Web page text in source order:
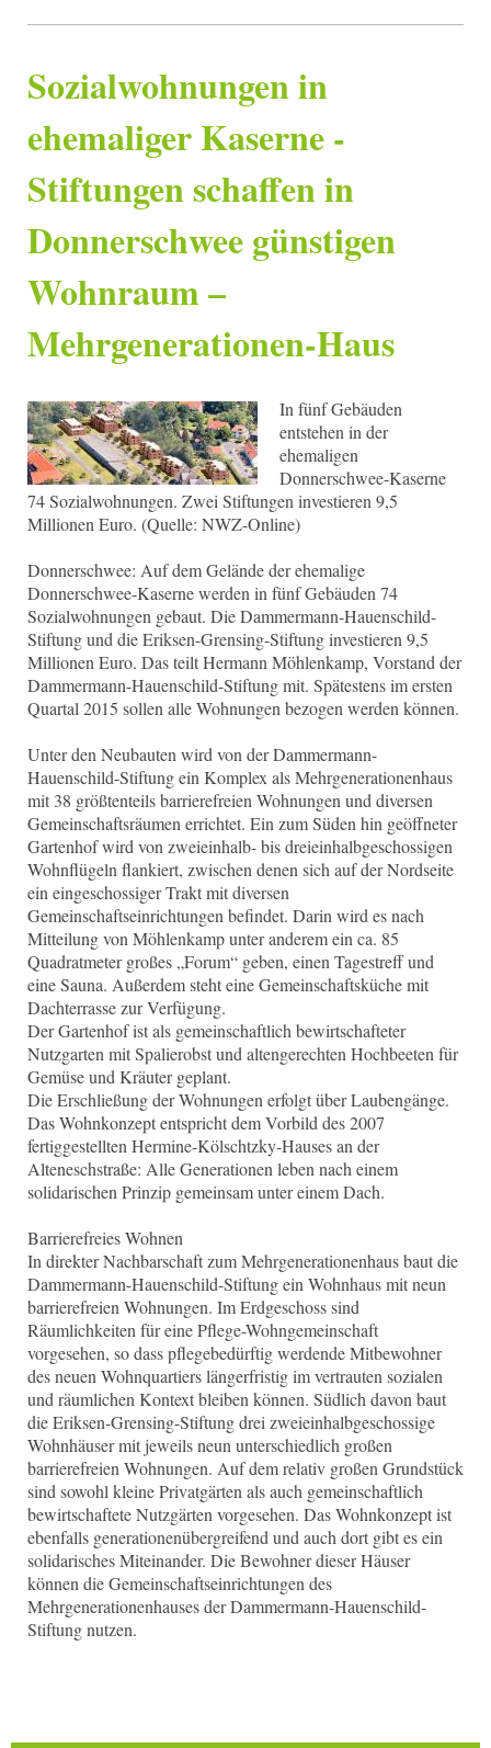
Sozialwohnungen in
ehemaliger Kaserne -
Stiftungen schaffen in
Donnerschwee günstigen
Wohnraum –
Mehrgenerationen-Haus
In fünf Gebäuden
entstehen in der
ehemaligen
Donnerschwee-Kaserne
74 Sozialwohnungen. Zwei Stiftungen investieren 9,5
Millionen Euro. (Quelle: NWZ-Online)
Donnerschwee: Auf dem Gelände der ehemalige
Donnerschwee-Kaserne werden in fünf Gebäuden 74
Sozialwohnungen gebaut. Die Dammermann-Hauenschild-
Stiftung und die Eriksen-Grensing-Stiftung investieren 9,5
Millionen Euro. Das teilt Hermann Möhlenkamp, Vorstand der
Dammermann-Hauenschild-Stiftung mit. Spätestens im ersten
Quartal 2015 sollen alle Wohnungen bezogen werden können.
Unter den Neubauten wird von der Dammermann-
Hauenschild-Stiftung ein Komplex als Mehrgenerationenhaus
mit 38 größtenteils barrierefreien Wohnungen und diversen
Gemeinschaftsräumen errichtet. Ein zum Süden hin geöffneter
Gartenhof wird von zweieinhalb- bis dreieinhalbgeschossigen
Wohnflügeln flankiert, zwischen denen sich auf der Nordseite
ein eingeschossiger Trakt mit diversen
Gemeinschaftseinrichtungen befindet. Darin wird es nach
Mitteilung von Möhlenkamp unter anderem ein ca. 85
Quadratmeter großes „Forum“ geben, einen Tagestreff und
eine Sauna. Außerdem steht eine Gemeinschaftsküche mit
Dachterrasse zur Verfügung.
Der Gartenhof ist als gemeinschaftlich bewirtschafteter
Nutzgarten mit Spalierobst und altengerechten Hochbeeten für
Gemüse und Kräuter geplant.
Die Erschließung der Wohnungen erfolgt über Laubengänge.
Das Wohnkonzept entspricht dem Vorbild des 2007
fertiggestellten Hermine-Kölschtzky-Hauses an der
Alteneschstraße: Alle Generationen leben nach einem
solidarischen Prinzip gemeinsam unter einem Dach.
Barrierefreies Wohnen
In direkter Nachbarschaft zum Mehrgenerationenhaus baut die
Dammermann-Hauenschild-Stiftung ein Wohnhaus mit neun
barrierefreien Wohnungen. Im Erdgeschoss sind
Räumlichkeiten für eine Pflege-Wohngemeinschaft
vorgesehen, so dass pflegebedürftig werdende Mitbewohner
des neuen Wohnquartiers längerfristig im vertrauten sozialen
und räumlichen Kontext bleiben können. Südlich davon baut
die ­Eriksen-Grensing-Stiftung drei zweieinhalbgeschossige
Wohnhäuser mit jeweils neun unterschiedlich großen
barrierefreien Wohnungen. Auf dem relativ großen Grundstück
sind sowohl kleine Privatgärten als auch gemeinschaftlich
bewirtschaftete Nutzgärten vorgesehen. Das Wohnkonzept ist
ebenfalls generationenübergreifend und auch dort gibt es ein
solidarisches Miteinander. Die Bewohner dieser Häuser
können die Gemeinschaftseinrichtungen des
Mehrgenerationenhauses der Dammermann-Hauenschild-
Stiftung nutzen.